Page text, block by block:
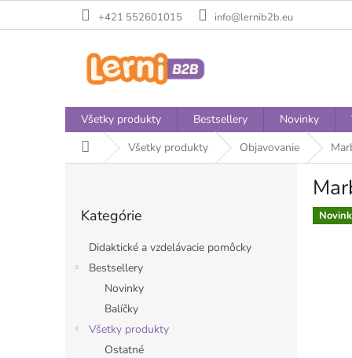
+421 552601015 info@lernib2b.eu
Všetky produkty Bestsellery Novinky
DomovVšetky produkty Objavovanie
kategórie
Kategórie
Didaktické a vzdelávacie pomôcky
Bestsellery
Novinky
Balíčky
Všetky produkty
Ostatné